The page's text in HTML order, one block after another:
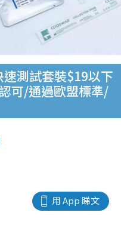
速測試套裝$19以下
可/通過歐盟標準/
用 App 睇文